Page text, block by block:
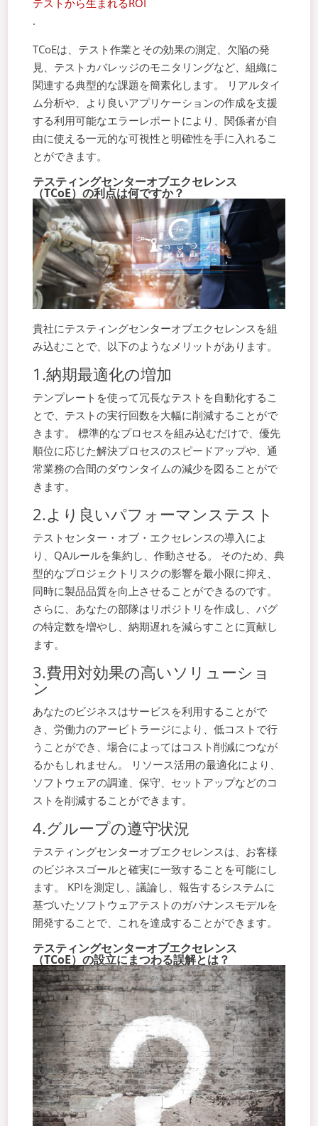
.
TCoEは、テスト作業とその効果の測定、欠陥の発
見、テストカバレッジのモニタリングなど、組織に
関連する典型的な課題を簡素化します。 リアルタイ
ム分析や、より良いアプリケーションの作成を支援
する利用可能なエラーレポートにより、関係者が自
由に使える一元的な可視性と明確性を手に入れるこ
とができます。
テスティングセンターオブエクセレンス
（TCoE）の利点は何ですか？
貴社にテスティングセンターオブエクセレンスを組
み込むことで、以下のようなメリットがあります。
1.納期最適化の増加
テンプレートを使って冗長なテストを自動化するこ
とで、テストの実行回数を大幅に削減することがで
きます。 標準的なプロセスを組み込むだけで、優先
順位に応じた解決プロセスのスピードアップや、通
常業務の合間のダウンタイムの減少を図ることがで
きます。
2.より良いパフォーマンステスト
テストセンター・オブ・エクセレンスの導入によ
り、QAルールを集約し、作動させる。 そのため、典
型的なプロジェクトリスクの影響を最小限に抑え、
同時に製品品質を向上させることができるのです。
さらに、あなたの部隊はリポジトリを作成し、バグ
の特定数を増やし、納期遅れを減らすことに貢献し
ます。
3.費用対効果の高いソリューショ
ン
あなたのビジネスはサービスを利用することがで
き、労働力のアービトラージにより、低コストで行
うことができ、場合によってはコスト削減につなが
るかもしれません。 リソース活用の最適化により、
ソフトウェアの調達、保守、セットアップなどのコ
ストを削減することができます。
4.グループの遵守状況
テスティングセンターオブエクセレンスは、お客様
のビジネスゴールと確実に一致することを可能にし
ます。 KPIを測定し、議論し、報告するシステムに
基づいたソフトウェアテストのガバナンスモデルを
開発することで、これを達成することができます。
テスティングセンターオブエクセレンス
（TCoE）の設立にまつわる誤解とは？